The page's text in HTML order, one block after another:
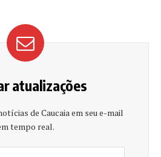
atualizações
de Caucaia em seu e-mail
tempo real.